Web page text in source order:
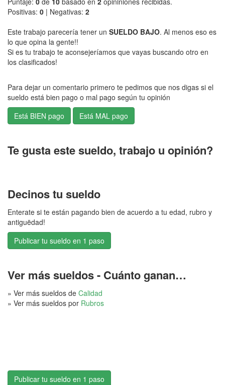
Positivas: 0 | Negativas: 2
Este trabajo parecería tener un SUELDO BAJO. Al menos eso es
lo que opina la gente!!
Si es tu trabajo te aconsejeríamos que vayas buscando otro en
los clasificados!
Para dejar un comentario primero te pedimos que nos digas si el
sueldo está bien pago o mal pago según tu opinión
Te gusta este sueldo, trabajo u opinión?
Decinos tu sueldo
Enterate si te están pagando bien de acuerdo a tu edad, rubro y
antiguëdad!
Publicar tu sueldo en 1 paso
Ver más sueldos - Cuánto ganan…
» Ver más sueldos de Calidad
» Ver más sueldos por Rubros
Publicar tu sueldo en 1 paso